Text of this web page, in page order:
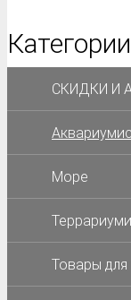
Категории
СКИДКИ И
Море
Товары для